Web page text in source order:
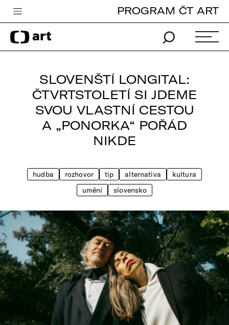
Česká televize
Zpravodajství
iVysílání
TV program
Vše o ČT
PROGRAM ČT ART
SLOVENŠTÍ LONGITAL:
ČTVRTSTOLETÍ SI JDEME
SVOU VLASTNÍ CESTOU
A „PONORKA“ POŘÁD
NIKDE
hudba rozhovor tip alternativa
kultura
umění
slovensko